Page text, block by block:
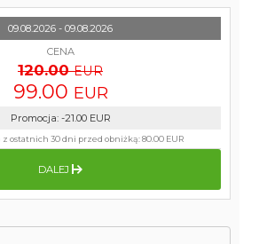
09.08.2026 - 09.08.2026
CENA
120.00 EUR
99.00 EUR
Promocja: -21.00 EUR
z ostatnich 30 dni przed obniżką:80.00 EUR
DALEJ